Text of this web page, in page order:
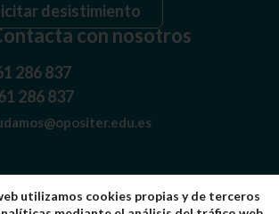
desistimiento
con nosotros
286 837
286 837
utilizamos cookies propias y de terceros